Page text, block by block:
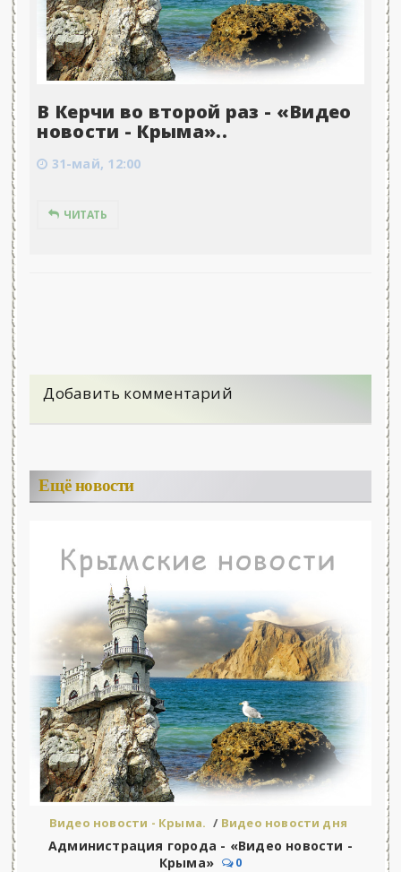
В Керчи во второй раз - «Видео
новости - Крыма»..
31-май, 12:00
ЧИТАТЬ
Добавить комментарий
Ещё новости
Видео новости - Крыма. / Видео новости дня
Администрация города - «Видео новости -
Крыма»
0